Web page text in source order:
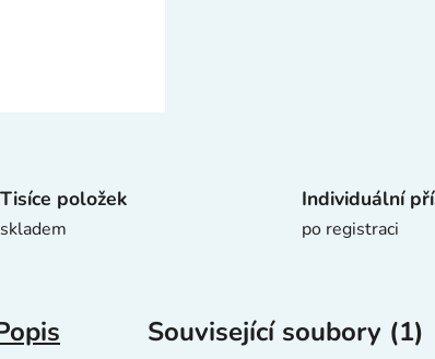
Tisíce položek
skladem
Individuální
po registraci
Související soubory (1)